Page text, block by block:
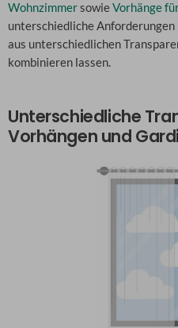
WohnzimmersowieVorhänge
unterschiedliche Anforderungen
aus unterschiedlichen
kombinieren lassen.
Unterschiedliche
Vorhängen und